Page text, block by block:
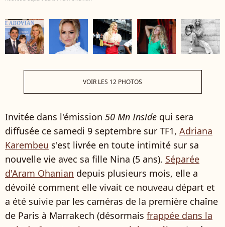
VOIR LES 12 PHOTOS
Invitée dans l'émission 50 Mn Inside qui sera
diffusée ce samedi 9 septembre sur TF1, Adriana
Karembeu s'est livrée en toute intimité sur sa
nouvelle vie avec sa fille Nina (5 ans). Séparée
d'Aram Ohanian depuis plusieurs mois, elle a
dévoilé comment elle vivait ce nouveau départ et
a été suivie par les caméras de la première chaîne
de Paris à Marrakech (désormais frappée dans la